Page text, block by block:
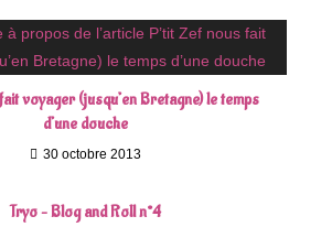
voyager (jusqu’en Bretagne) le temps
d’une douche
30 octobre 2013
Tryo – Blog and Roll n°4